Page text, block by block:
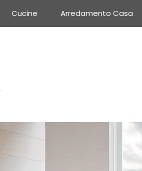
Cucine Arredamento Casa